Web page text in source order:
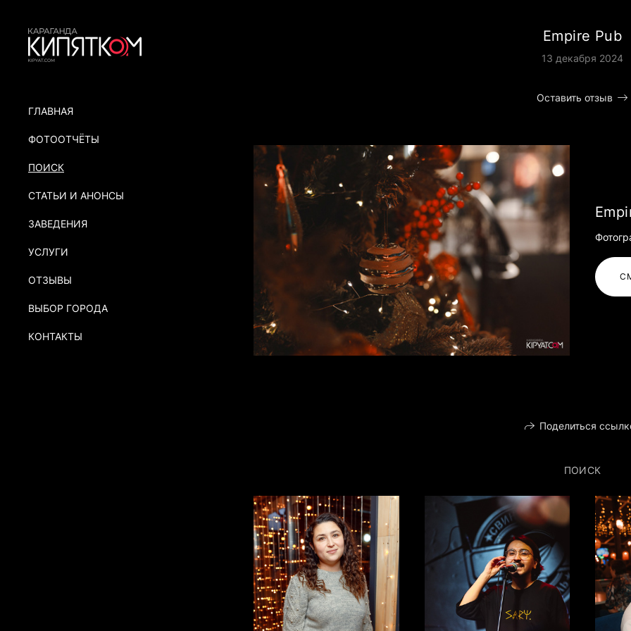
ГЛАВНАЯ
ФОТООТЧЁТЫ
ПОИСК
СТАТЬИ И АНОНСЫ
ЗАВЕДЕНИЯ
УСЛУГИ
ОТЗЫВЫ
ВЫБОР ГОРОДА
КОНТАКТЫ
Empire Pub
13 декабря 2024
Оставить отзыв
Поделиться
ПОИСК